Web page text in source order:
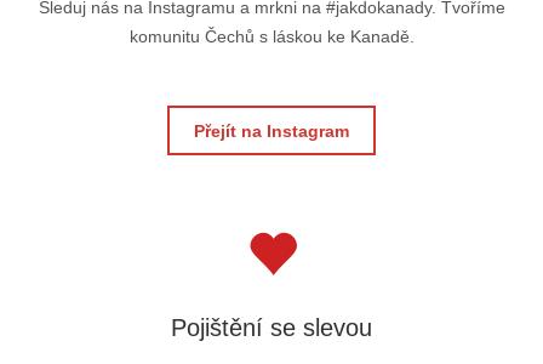
Sleduj nás na Instagramu a mrkni na #jakdokanady. Tvoříme
komunitu Čechů s láskou ke Kanadě.
Přejít na Instagram
Pojištění se slevou